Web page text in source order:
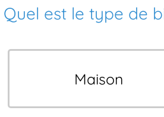
Quel est le type de
Maison